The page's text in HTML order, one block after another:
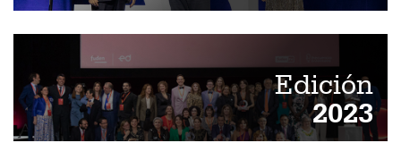
Edición
2023